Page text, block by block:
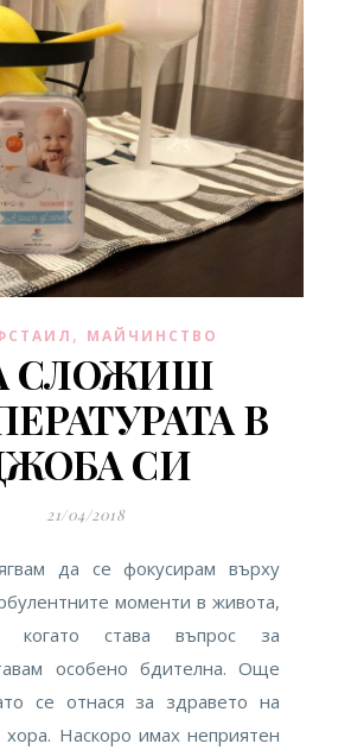
, МАЙЧИНСТВО
СЛОЖИШ
В
СИ
21/04/2018
да се фокусирам върху
моменти в живота,
когато става въпрос за
особено бдителна. Още
се отнася за здравето на
Наскоро имах неприятен